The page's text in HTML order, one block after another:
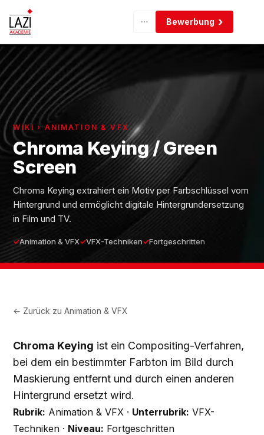
Bewerbung
WIKI › ANIMATION & VFX
Chroma Keying / Green
Screen
Chroma Keying extrahiert ein Motiv per Farbschlüssel vom
Hintergrund und ermöglicht digitale Hintergrundersetzung
in Film und TV.
Animation & VFX VFX-Techniken Fortgeschritten
← Zurück zuAnimation & VFX
Chroma Keying ist ein Compositing-Verfahren,
bei dem ein bestimmter Farbton im Bild durch
Maskierung entfernt und durch einen anderen
Hintergrund ersetzt wird.
Rubrik: Animation & VFX · Unterrubrik: VFX-
Techniken · Niveau: Fortgeschritten